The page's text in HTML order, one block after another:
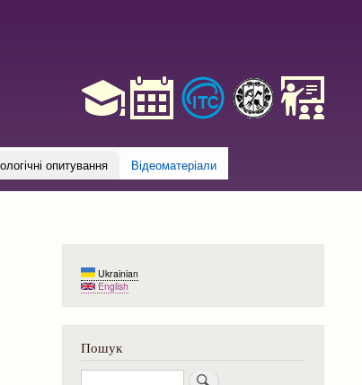
опитування Відеоматеріали
Ukrainian
English
Пошук
Пошук